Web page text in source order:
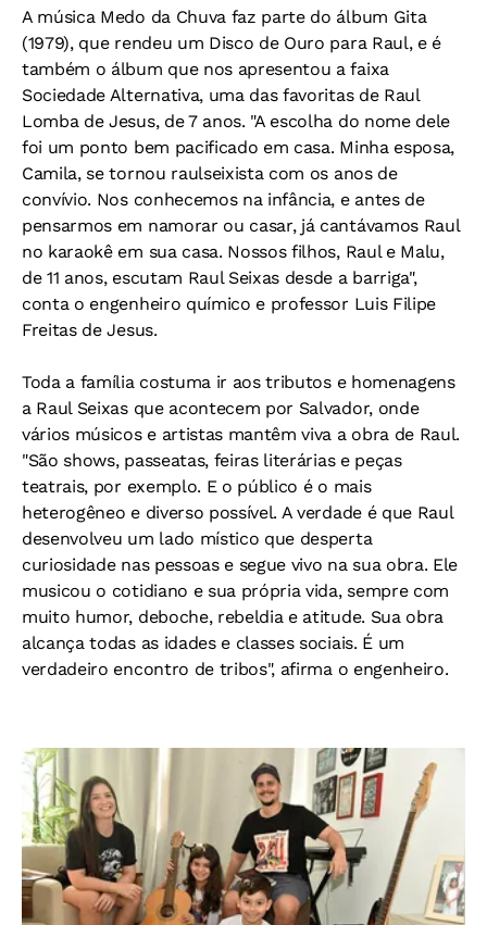
A música Medo da Chuva faz parte do álbum Gita
(1979), que rendeu um Disco de Ouro para Raul, e é
também o álbum que nos apresentou a faixa
Sociedade Alternativa, uma das favoritas de Raul
Lomba de Jesus, de 7 anos. "A escolha do nome dele
foi um ponto bem pacificado em casa. Minha esposa,
Camila, se tornou raulseixista com os anos de
convívio. Nos conhecemos na infância, e antes de
pensarmos em namorar ou casar, já cantávamos Raul
no karaokê em sua casa. Nossos filhos, Raul e Malu,
de 11 anos, escutam Raul Seixas desde a barriga",
conta o engenheiro químico e professor Luis Filipe
Freitas de Jesus.
Toda a família costuma ir aos tributos e homenagens
a Raul Seixas que acontecem por Salvador, onde
vários músicos e artistas mantêm viva a obra de Raul.
"São shows, passeatas, feiras literárias e peças
teatrais, por exemplo. E o público é o mais
heterogêneo e diverso possível. A verdade é que Raul
desenvolveu um lado místico que desperta
curiosidade nas pessoas e segue vivo na sua obra. Ele
musicou o cotidiano e sua própria vida, sempre com
muito humor, deboche, rebeldia e atitude. Sua obra
alcança todas as idades e classes sociais. É um
verdadeiro encontro de tribos", afirma o engenheiro.